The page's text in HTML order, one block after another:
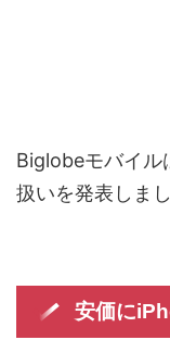
Biglobeモバイル
扱いを発表しまし
安価に